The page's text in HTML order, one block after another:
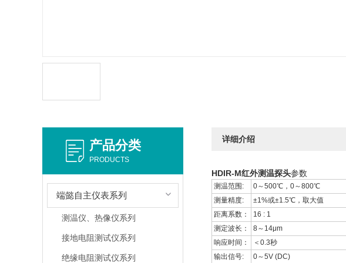
产品分类
PRODUCTS
端懿自主仪表系列
测温仪、热像仪系列
接地电阻测试仪系列
绝缘电阻测试仪系列
详细介绍
HDIR-M红外测温探头参数
测温范围:
0～500℃，0～800℃
测量精度:
±1%或±1.5℃，取大值
距离系数：
16 : 1
测定波长：
8～14μm
响应时间：
＜0.3秒
输出信号:
0～5V (DC)